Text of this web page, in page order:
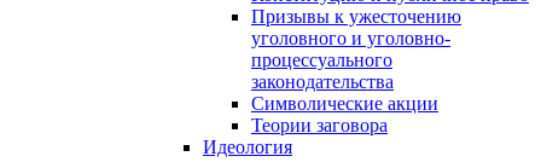
Призывы к ужесточению
уголовного и уголовно-
процессуального
законодательства
Символические акции
Теории заговора
Идеология